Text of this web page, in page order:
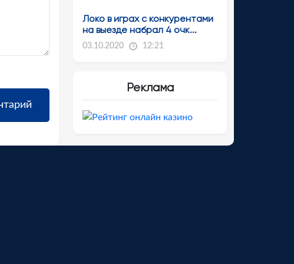
Локо в играх с конкурентами
на выезде набрал 4 очк...
03.10.2020 12:21
Реклама